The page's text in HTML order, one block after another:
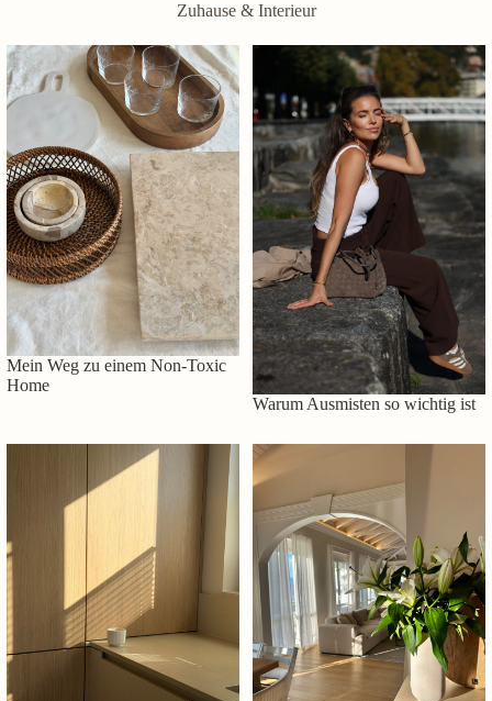
Zuhause & Interieur
Mein Weg zu einem Non-Toxic
Home
Warum Ausmisten so wichtig ist